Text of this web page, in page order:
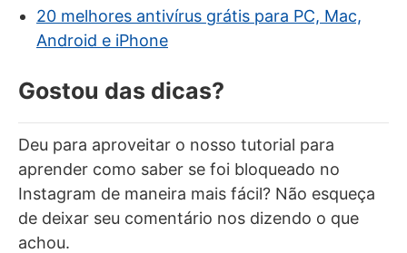
20 melhores antivírus grátis para PC, Mac,
Android e iPhone
Gostou das dicas?
Deu para aproveitar o nosso tutorial para
aprender como saber se foi bloqueado no
Instagram de maneira mais fácil? Não esqueça
de deixar seu comentário nos dizendo o que
achou.